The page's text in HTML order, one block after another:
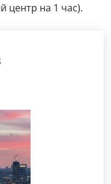
центр на 1 час).